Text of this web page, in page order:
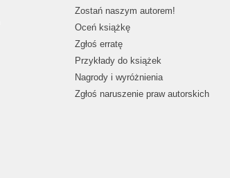
Zostań naszym autorem!
Oceń książkę
Zgłoś erratę
Przykłady do książek
Nagrody i wyróżnienia
Zgłoś naruszenie praw autorskich